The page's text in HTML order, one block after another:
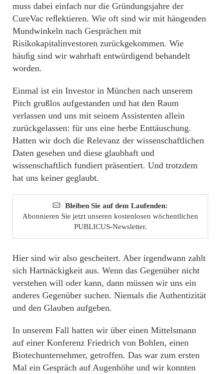
muss dabei einfach nur die Gründungsjahre der
CureVac reﬂektieren. Wie oft sind wir mit hängenden
Mundwinkeln nach Gesprächen mit
Risikokapitalinvestoren zurückgekommen. Wie
häuﬁg sind wir wahrhaft entwürdigend behandelt
worden.
Einmal ist ein Investor in München nach unserem
Pitch grußlos aufgestanden und hat den Raum
verlassen und uns mit seinem Assistenten allein
zurückgelassen: für uns eine herbe Enttäuschung.
Hatten wir doch die Relevanz der wissenschaftlichen
Daten gesehen und diese glaubhaft und
wissenschaftlich fundiert präsentiert. Und trotzdem
hat uns keiner geglaubt.
Bleiben Sie auf dem Laufenden:
Abonnieren Sie jetzt unseren kostenlosen wöchentlichen
PUBLICUS-Newsletter.
Hier sind wir also gescheitert. Aber irgendwann zahlt
sich Hartnäckigkeit aus. Wenn das Gegenüber nicht
verstehen will oder kann, dann müssen wir uns ein
anderes Gegenüber suchen. Niemals die Authentizität
und den Glauben aufgeben.
In unserem Fall hatten wir über einen Mittelsmann
auf einer Konferenz Friedrich von Bohlen, einen
Biotechunternehmer, getroffen. Das war zum ersten
Mal ein Gespräch auf Augenhöhe und wir konnten